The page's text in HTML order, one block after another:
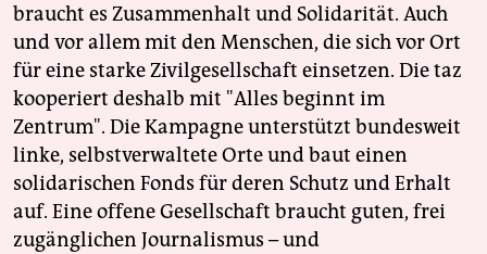
braucht es Zusammenhalt und Solidarität. Auch
und vor allem mit den Menschen, die sich vor Ort
für eine starke Zivilgesellschaft einsetzen. Die taz
kooperiert deshalb mit "Alles beginnt im
Zentrum". Die Kampagne unterstützt bundesweit
linke, selbstverwaltete Orte und baut einen
solidarischen Fonds für deren Schutz und Erhalt
auf. Eine offene Gesellschaft braucht guten, frei
zugänglichen Journalismus – und